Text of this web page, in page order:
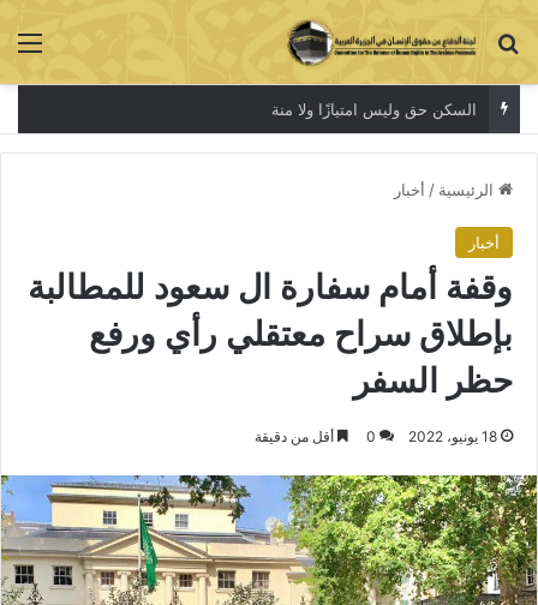
بحث عن
السكن حق وليس امتيازًا ولا منة
الرئيسية / أخبار
أخبار
وقفة أمام سفارة ال سعود للمطالبة
بإطلاق سراح معتقلي رأي ورفع
حظر السفر
18 يونيو، 2022 0 أقل من دقيقة